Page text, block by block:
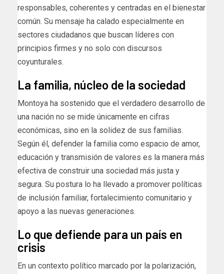
responsables, coherentes y centradas en el bienestar
común. Su mensaje ha calado especialmente en
sectores ciudadanos que buscan líderes con
principios firmes y no solo con discursos
coyunturales.
La familia, núcleo de la sociedad
Montoya ha sostenido que el verdadero desarrollo de
una nación no se mide únicamente en cifras
económicas, sino en la solidez de sus familias.
Según él, defender la familia como espacio de amor,
educación y transmisión de valores es la manera más
efectiva de construir una sociedad más justa y
segura. Su postura lo ha llevado a promover políticas
de inclusión familiar, fortalecimiento comunitario y
apoyo a las nuevas generaciones.
Lo que defiende para un país en
crisis
En un contexto político marcado por la polarización,